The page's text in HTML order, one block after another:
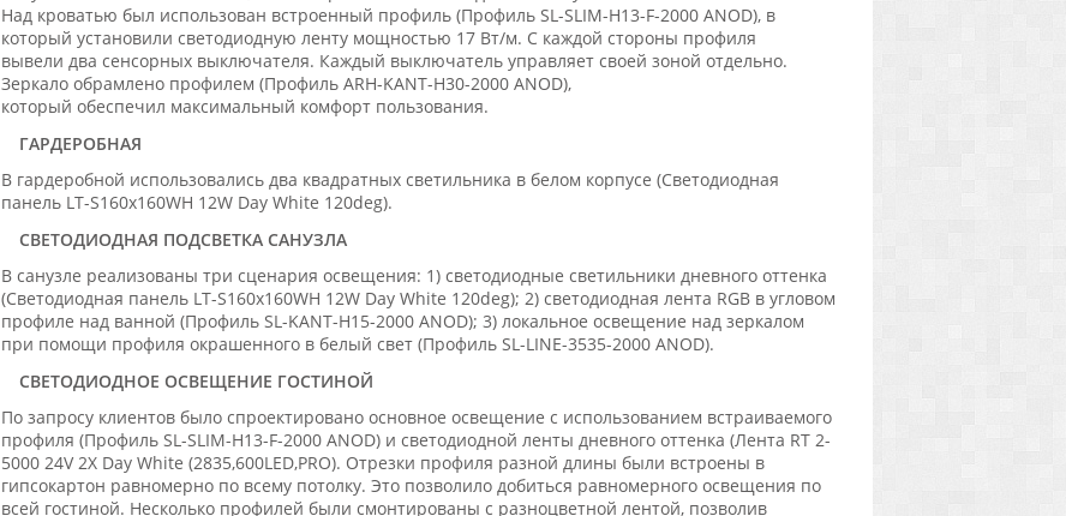
Над кроватью был использован встроенный профиль (Профиль SL-SLIM-H13-F-2000 ANOD), в
который установили светодиодную ленту мощностью 17 Вт/м. С каждой стороны профиля
вывели два сенсорных выключателя. Каждый выключатель управляет своей зоной отдельно.
Зеркало обрамлено профилем (Профиль ARH-KANT-H30-2000 ANOD),
который обеспечил максимальный комфорт пользования.
ГАРДЕРОБНАЯ
В гардеробной использовались два квадратных светильника в белом корпусе (Светодиодная
панель LT-S160x160WH 12W Day White 120deg).
СВЕТОДИОДНАЯ ПОДСВЕТКА САНУЗЛА
В санузле реализованы три сценария освещения: 1) светодиодные светильники дневного оттенка
(Светодиодная панель LT-S160x160WH 12W Day White 120deg); 2) светодиодная лента RGB в угловом
профиле над ванной (Профиль SL-KANT-H15-2000 ANOD); 3) локальное освещение над зеркалом
при помощи профиля окрашенного в белый свет (Профиль SL-LINE-3535-2000 ANOD).
СВЕТОДИОДНОЕ ОСВЕЩЕНИЕ ГОСТИНОЙ
По запросу клиентов было спроектировано основное освещение с использованием встраиваемого
профиля (Профиль SL-SLIM-H13-F-2000 ANOD) и светодиодной ленты дневного оттенка (Лента RT 2-
5000 24V 2X Day White (2835,600LED,PRO). Отрезки профиля разной длины были встроены в
гипсокартон равномерно по всему потолку. Это позволило добиться равномерного освещения по
всей гостиной. Несколько профилей были смонтированы с разноцветной лентой, позволив